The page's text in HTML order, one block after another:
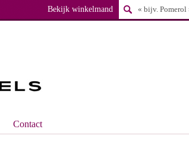
Bekijk winkelmand
Contact